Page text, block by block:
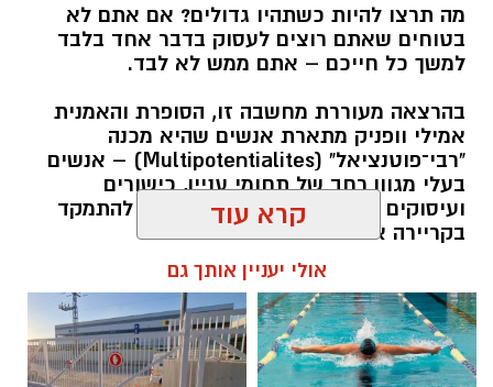
מה תרצו להיות כשתהיו גדולים? אם אתם לא
בטוחים שאתם רוצים לעסוק בדבר אחד בלבד
למשך כל חייכם – אתם ממש לא לבד.
בהרצאה מעוררת מחשבה זו, הסופרת והאמנית
אמילי וופניק מתארת אנשים שהיא מכנה
"רבי־פוטנציאל" (Multipotentialites) – אנשים
בעלי מגוון רחב של תחומי עניין, כישורים
ועיסוקים שונים לאורך חייהם, במקום להתמקד
בקריירה אחת בלבד.
האם גם אתם כאלה?
אלדה נתנאל / 09:20 07.08.26
קרא עוד
אולי יעניין אותך גם